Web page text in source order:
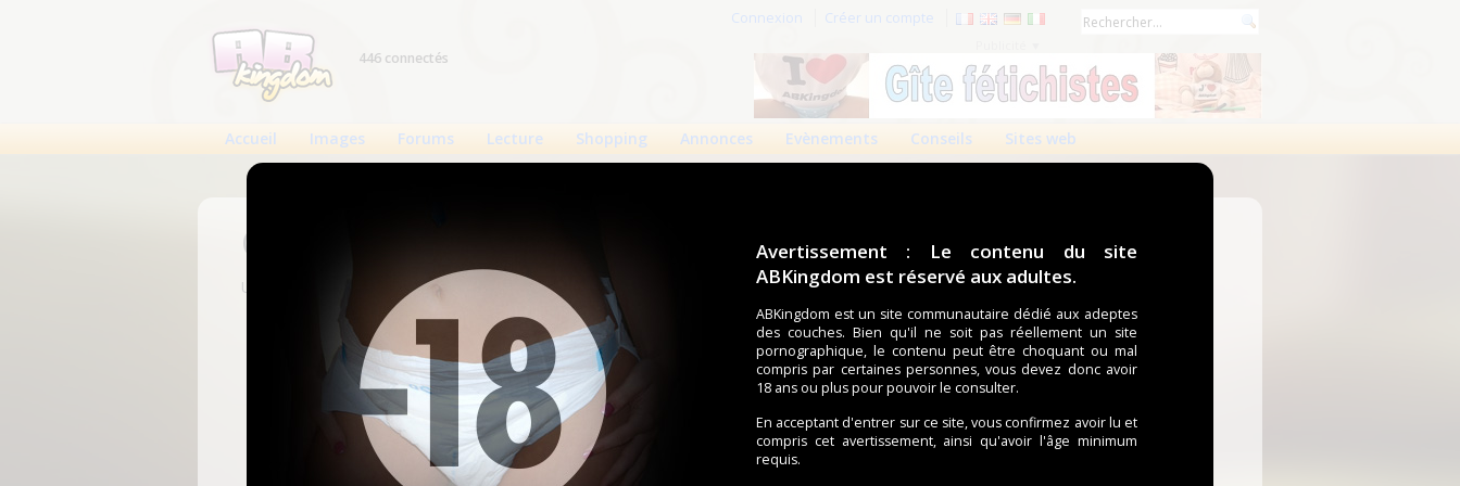
Avertissement : Le contenu du site
ABKingdom est réservé aux adultes.
ABKingdom est un site communautaire dédié aux adeptes
des couches. Bien qu'il ne soit pas réellement un site
pornographique, le contenu peut être choquant ou mal
compris par certaines personnes, vous devez donc avoir
18 ans ou plus pour pouvoir le consulter.
En acceptant d'entrer sur ce site, vous confirmez avoir lu et
compris cet avertissement, ainsi qu'avoir l'âge minimum
requis.
Connexion Créer un compte
446 connectés
Accueil Images Forums Lecture Shopping Annonces Evènements Conseils Sites web
Connexion
Un compte est nécessaire pour voir cette page.
Nom d'utilisateur
Mot de passe